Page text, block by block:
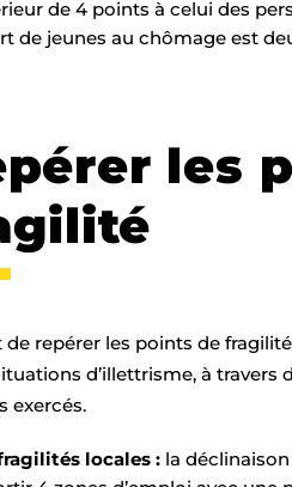
de 4 points à celui des
de jeunes au chômage est
les
de repérer les points de
d’illettrisme, à travers
exercés.
locales : la